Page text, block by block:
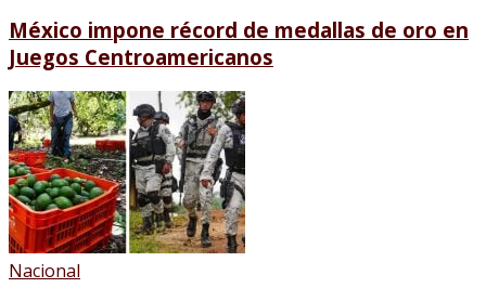
México impone récord de medallas de oro en
Juegos Centroamericanos
Nacional